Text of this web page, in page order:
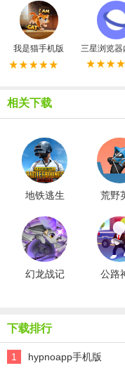
我是猫手机版 三星浏览
相关下载
地铁逃生
版
荒野
幻龙战记
公路
下载排行
1 hypnoapp手机版